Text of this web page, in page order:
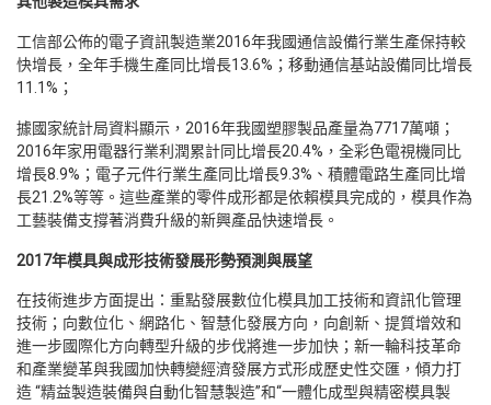
工信部公佈的電子資訊製造業2016年我國通信設備行業生產保持較
快增長，全年手機生產同比增長13.6%；移動通信基站設備同比增長
11.1%；
據國家統計局資料顯示，2016年我國塑膠製品產量為7717萬噸；
2016年家用電器行業利潤累計同比增長20.4%，全彩色電視機同比
增長8.9%；電子元件行業生產同比增長9.3%、積體電路生產同比增
長21.2%等等。這些產業的零件成形都是依賴模具完成的，模具作為
工藝裝備支撐著消費升級的新興產品快速增長。
2017年模具與成形技術發展形勢預測與展望
在技術進步方面提出：重點發展數位化模具加工技術和資訊化管理
技術；向數位化、網路化、智慧化發展方向，向創新、提質增效和
進一步國際化方向轉型升級的步伐將進一步加快；新一輪科技革命
和產業變革與我國加快轉變經濟發展方式形成歷史性交匯，傾力打
造 “精益製造裝備與自動化智慧製造”和“一體化成型與精密模具製